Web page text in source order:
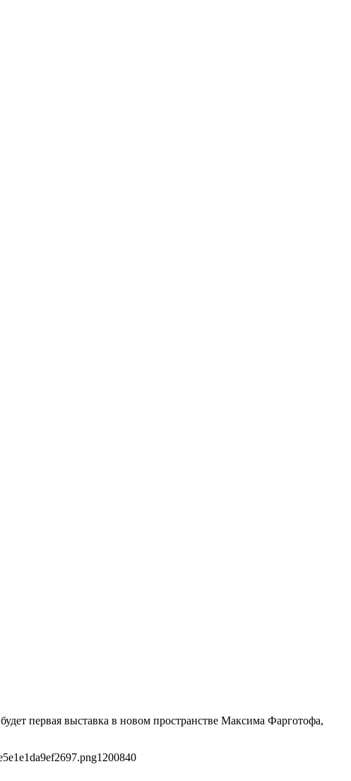
первая выставка в новом пространстве Максима Фарготофа,
1200840